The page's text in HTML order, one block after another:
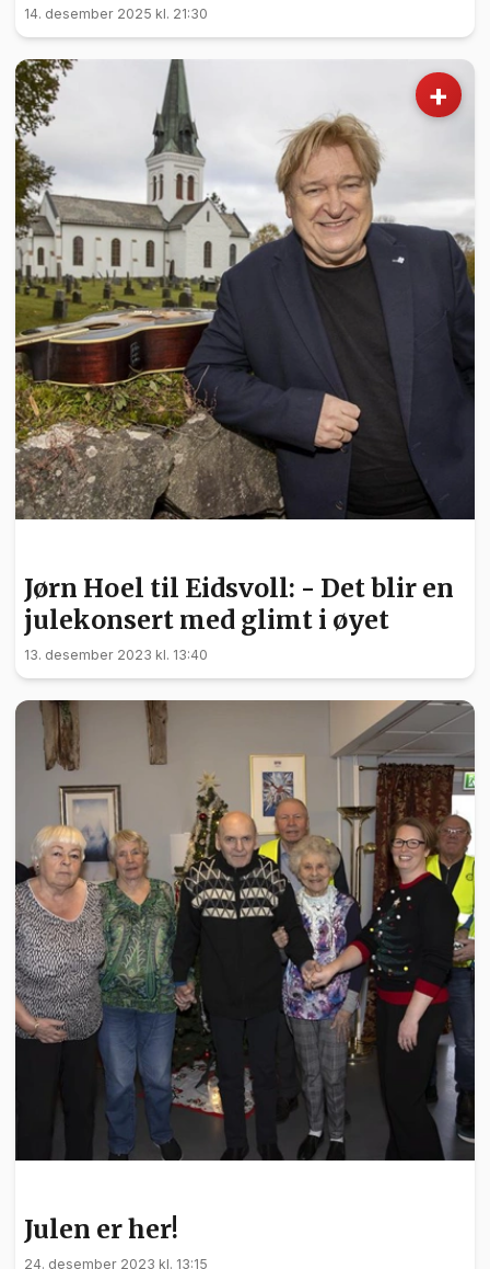
14. desember 2025 kl. 21:30
+
Jørn Hoel til Eidsvoll: - Det blir en
julekonsert med glimt i øyet
13. desember 2023 kl. 13:40
Julen er her!
24. desember 2023 kl. 13:15